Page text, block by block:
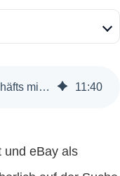
Optimierung deines eBay-Geschäfts mit JTL Workflows 11:40
und eBay als